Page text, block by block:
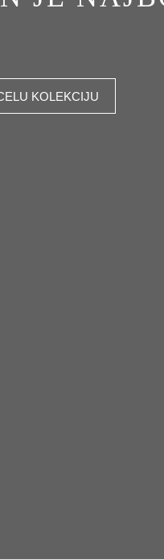
KOLEKCIJU